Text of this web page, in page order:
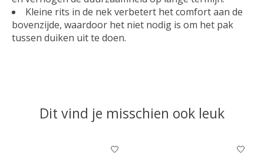
Kleine rits in de nek verbetert het comfort aan de
bovenzijde, waardoor het niet nodig is om het pak
tussen duiken uit te doen.
Dit vind je misschien ook leuk
Items van productcarrousel